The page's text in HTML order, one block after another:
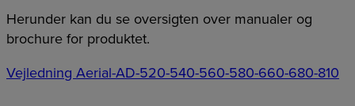
Herunder kan du se oversigten over manualer og
brochure for produktet.
Vejledning Aerial-AD-520-540-560-580-660-680-810